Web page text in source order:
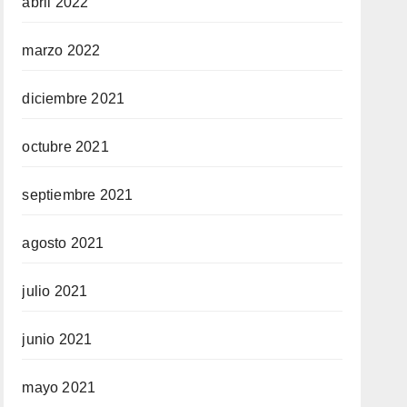
marzo 2022
diciembre 2021
octubre 2021
septiembre 2021
agosto 2021
julio 2021
junio 2021
mayo 2021